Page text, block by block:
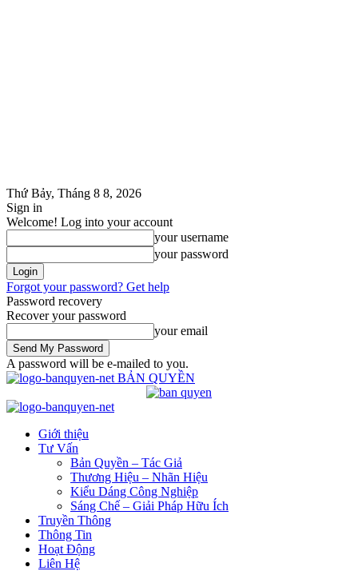
Thứ Bảy, Tháng 8 8, 2026
Sign in
Welcome! Log into your account
your username
your password
Forgot your password? Get help
Password recovery
Recover your password
your email
A password will be e-mailed to you.
BẢN QUYỀN
Giới thiệu
Tư Vấn
Bản Quyền – Tác Giả
Thương Hiệu – Nhãn Hiệu
Kiểu Dáng Công Nghiệp
Sáng Chế – Giải Pháp Hữu Ích
Truyền Thông
Thông Tin
Hoạt Động
Liên Hệ